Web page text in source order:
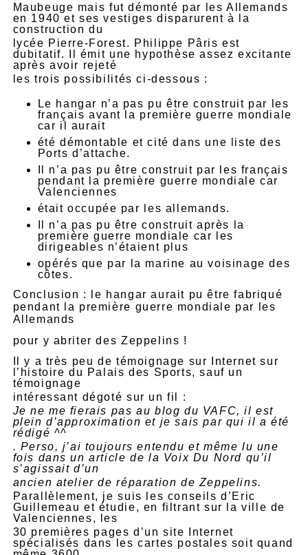
Maubeuge mais fut démonté par les Allemands
en 1940 et ses vestiges disparurent à la
construction du
lycée Pierre-Forest. Philippe Pâris est
dubitatif. Il émit une hypothèse assez excitante
après avoir rejeté
les trois possibilités ci-dessous :
Le hangar n’a pas pu être construit par les
français avant la première guerre mondiale
car il aurait
été démontable et cité dans une liste des
Ports d’attache.
Il n’a pas pu être construit par les français
pendant la première guerre mondiale car
Valenciennes
était occupée par les allemands.
Il n’a pas pu être construit après la
première guerre mondiale car les
dirigeables n’étaient plus
opérés que par la marine au voisinage des
côtes.
Conclusion : le hangar aurait pu être fabriqué
pendant la première guerre mondiale par les
Allemands
pour y abriter des Zeppelins !
Il y a très peu de témoignage sur Internet sur
l’histoire du Palais des Sports, sauf un
témoignage
intéressant dégoté sur un fil :
Je ne me fierais pas au blog du VAFC, il est
plein d’approximation et je sais par qui il a été
rédigé ^^
. Perso, j’ai toujours entendu et même lu une
fois dans un article de la Voix Du Nord qu’il
s’agissait d’un
ancien atelier de réparation de Zeppelins.
Parallèlement, je suis les conseils d’Eric
Guillemeau et étudie, en filtrant sur la ville de
Valenciennes, les
30 premières pages d’un site Internet
spécialisés dans lescartes postales soit quand